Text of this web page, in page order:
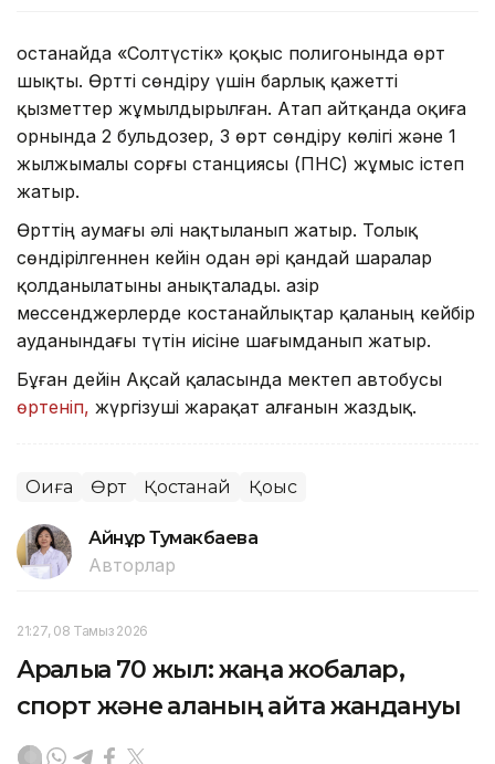
Қостанайда «Солтүстік» қоқыс полигонында өрт
шықты. Өртті сөндіру үшін барлық қажетті
қызметтер жұмылдырылған. Атап айтқанда оқиға
орнында 2 бульдозер, 3 өрт сөндіру көлігі және 1
жылжымалы сорғы станциясы (ПНС) жұмыс істеп
жатыр.
Өрттің аумағы әлі нақтыланып жатыр. Толық
сөндірілгеннен кейін одан әрі қандай шаралар
қолданылатыны анықталады. Қазір
мессенджерлерде костанайлықтар қаланың кейбір
ауданындағы түтін иісіне шағымданып жатыр.
Бұған дейін Ақсай қаласында мектеп автобусы
өртеніп, жүргізуші жарақат алғанын жаздық.
Оқиға Өрт Қостанай Қоқыс
Айнұр Тумакбаева
Авторлар
21:27, 08 Тамыз 2026
Арқалыққа 70 жыл: жаңа жобалар,
спорт және қаланың қайта жандануы